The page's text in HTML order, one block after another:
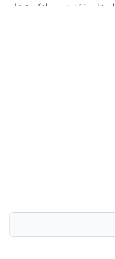
تخصصی، پادکست‌های
بخشی از مأموریت ما